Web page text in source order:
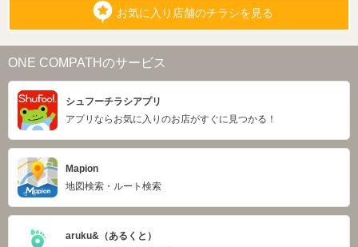
お気に入り店舗のチラシを見る
ONE COMPATHのサービス
シュフーチラシアプリ
アプリならお気に入りのお店がすぐに見つかる！
Mapion
地図検索・ルート検索
aruku&（あるくと）